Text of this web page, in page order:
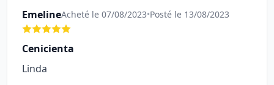
EmelineAcheté le 07/08/2023•Posté le 13/08/2023
Cenicienta
Linda